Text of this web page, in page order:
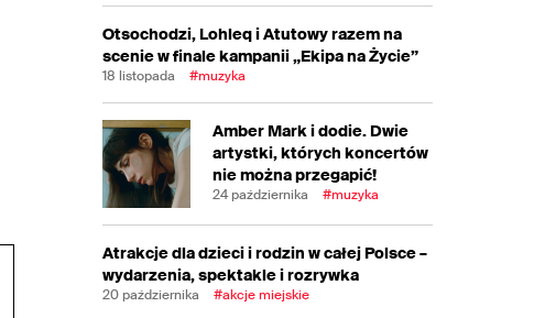
Otsochodzi, Lohleq i Atutowy razem na
scenie w finale kampanii „Ekipa na Życie”
18 listopada #muzyka
Amber Mark i dodie. Dwie
artystki, których koncertów
nie można przegapić!
24 października #muzyka
Atrakcje dla dzieci i rodzin w całej Polsce –
wydarzenia, spektakle i rozrywka
20 października #akcje miejskie